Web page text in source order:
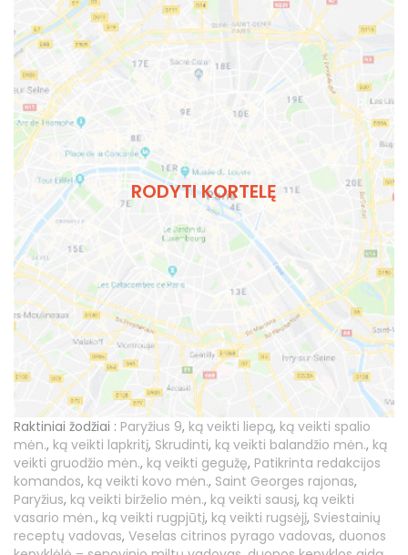
RODYTI KORTELĘ
Raktiniai žodžiai : Paryžius 9, ką veikti liepą, ką veikti spalio
mėn., ką veikti lapkritį, Skrudinti, ką veikti balandžio mėn., ką
veikti gruodžio mėn., ką veikti gegužę, Patikrinta redakcijos
komandos, ką veikti kovo mėn., Saint Georges rajonas,
Paryžius, ką veikti birželio mėn., ką veikti sausį, ką veikti
vasario mėn., ką veikti rugpjūtį, ką veikti rugsėjį, Sviestainių
receptų vadovas, Veselas citrinos pyrago vadovas, duonos